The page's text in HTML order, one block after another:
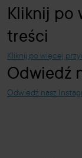
Kliknij po
treści
Kliknij po więcej
Odwiedź
Odwiedź nasz